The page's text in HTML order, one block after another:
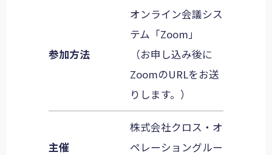
参加方法
オンライン会議シス
テム「Zoom」
（お申し込み後に
ZoomのURLをお送
りします。）
主催
株式会社クロス・オ
ペレーショングルー